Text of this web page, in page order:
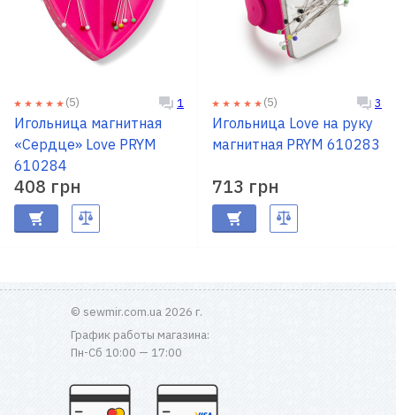
(5) 1
Игольница магнитная
«Сердце» Love PRYM
610284
408 грн
(5) 3
Игольница Love на руку
магнитная PRYM 610283
713 грн
© sewmir.com.ua 2026 г.
График работы магазина:
Пн-Сб 10:00 — 17:00